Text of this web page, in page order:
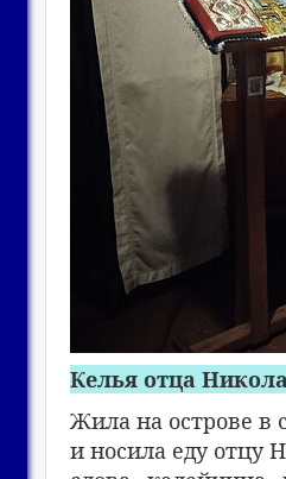
Келья отца
Жила на острове в
и носила еду отцу